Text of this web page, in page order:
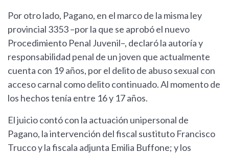
Por otro lado, Pagano, en el marco de la misma ley
provincial 3353 –por la que se aprobó el nuevo
Procedimiento Penal Juvenil–, declaró la autoría y
responsabilidad penal de un joven que actualmente
cuenta con 19 años, por el delito de abuso sexual con
acceso carnal como delito continuado. Al momento de
los hechos tenía entre 16 y 17 años.
El juicio contó con la actuación unipersonal de
Pagano, la intervención del fiscal sustituto Francisco
Trucco y la fiscala adjunta Emilia Buffone; y los